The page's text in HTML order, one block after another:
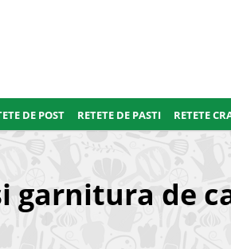
DE POST RETETE DE PASTI RETETE
garnitura de